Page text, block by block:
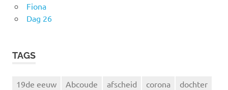
Fiona
Dag 26
TAGS
19de eeuw Abcoude afscheid corona
dochter